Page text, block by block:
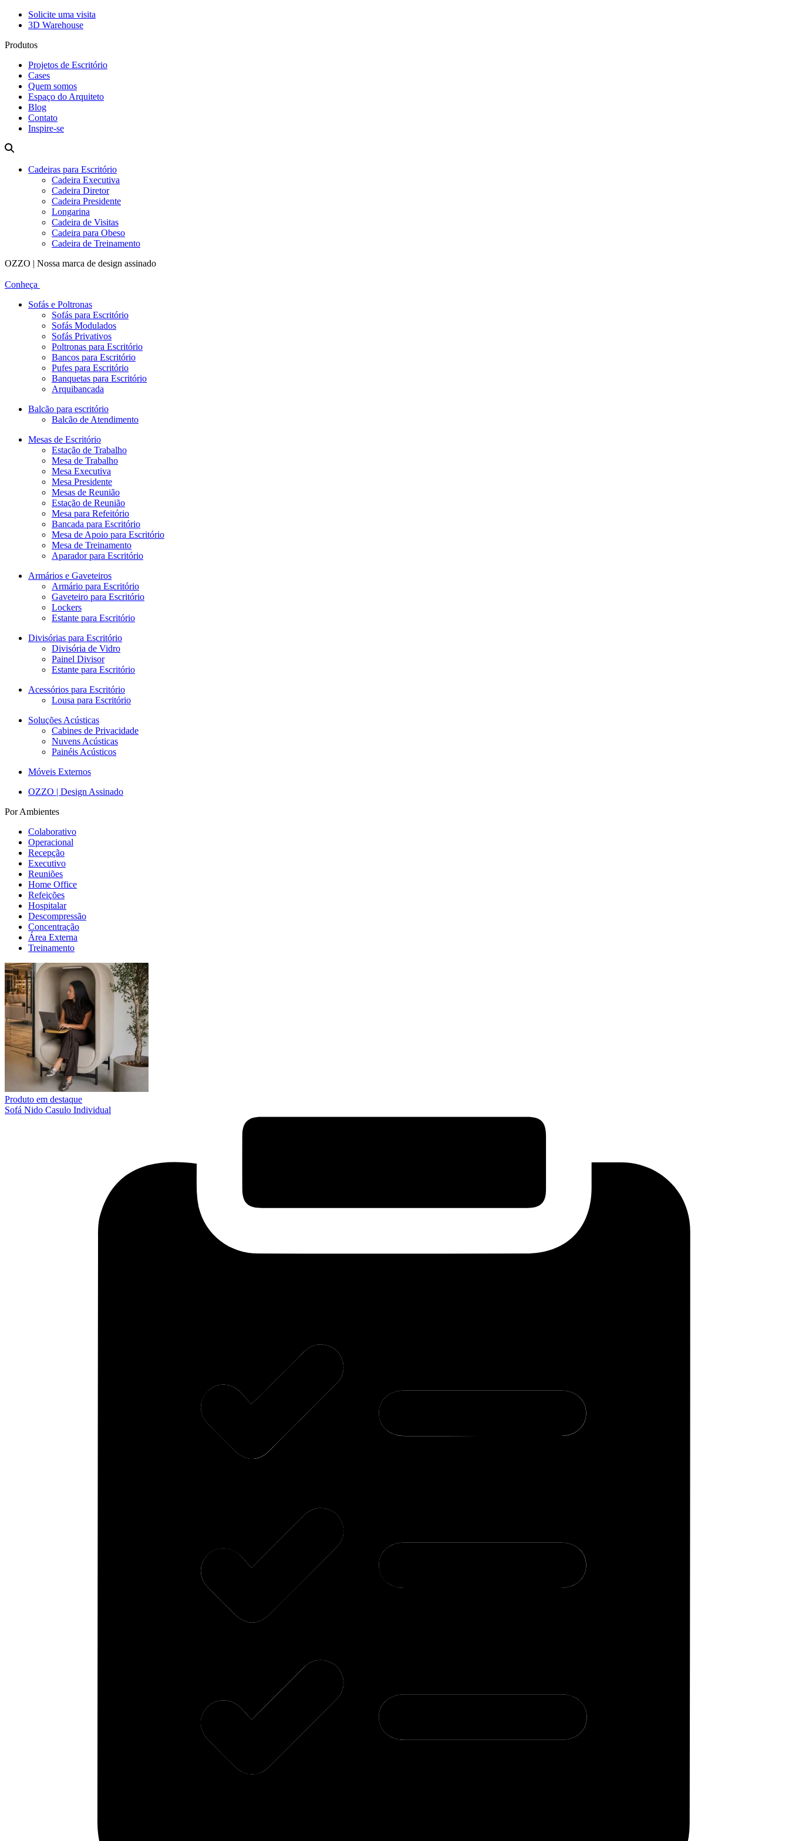
Solicite uma visita
3D Warehouse
Produtos
Projetos de Escritório
Cases
Quem somos
Espaço do Arquiteto
Blog
Contato
Inspire-se
Cadeiras para Escritório
Cadeira Executiva
Cadeira Diretor
Cadeira Presidente
Longarina
Cadeira de Visitas
Cadeira para Obeso
Cadeira de Treinamento
OZZO | Nossa marca de design assinado
Conheça
Sofás e Poltronas
Sofás para Escritório
Sofás Modulados
Sofás Privativos
Poltronas para Escritório
Bancos para Escritório
Pufes para Escritório
Banquetas para Escritório
Arquibancada
Balcão para escritório
Balcão de Atendimento
Mesas de Escritório
Estação de Trabalho
Mesa de Trabalho
Mesa Executiva
Mesa Presidente
Mesas de Reunião
Estação de Reunião
Mesa para Refeitório
Bancada para Escritório
Mesa de Apoio para Escritório
Mesa de Treinamento
Aparador para Escritório
Armários e Gaveteiros
Armário para Escritório
Gaveteiro para Escritório
Lockers
Estante para Escritório
Divisórias para Escritório
Divisória de Vidro
Painel Divisor
Estante para Escritório
Acessórios para Escritório
Lousa para Escritório
Soluções Acústicas
Cabines de Privacidade
Nuvens Acústicas
Painéis Acústicos
Móveis Externos
OZZO | Design Assinado
Por Ambientes
Colaborativo
Operacional
Recepção
Executivo
Reuniões
Home Office
Refeições
Hospitalar
Descompressão
Concentração
Área Externa
Treinamento
Produto em destaque
Sofá Nido Casulo Individual